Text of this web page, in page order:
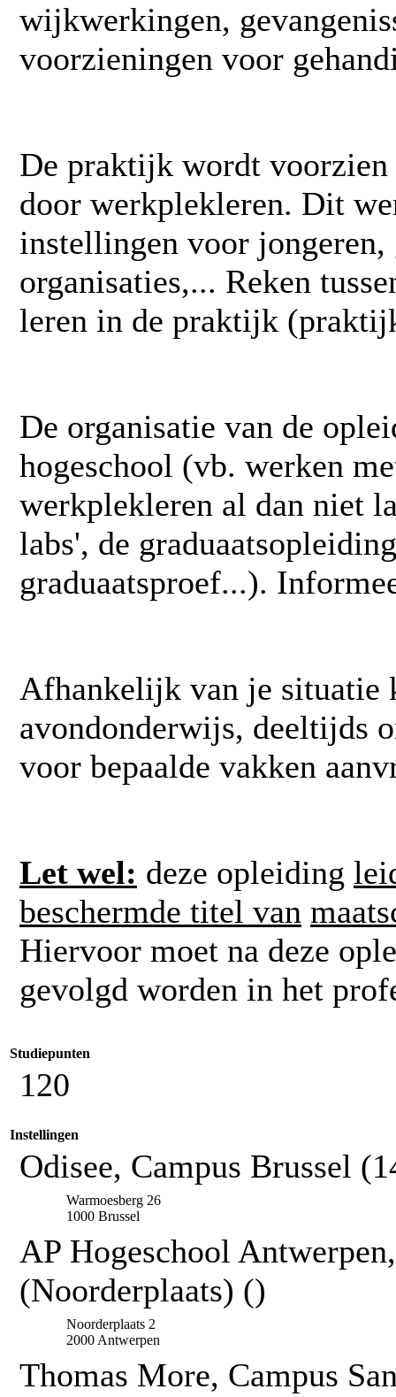
wijkwerkingen,
voorzieningen voor
De praktijk wordt
door werkplekleren. Dit
instellingen voor jongeren,
organisaties,... Reken
leren in de praktijk
De organisatie van de
hogeschool (vb. werken
werkplekleren al dan niet
labs', de
graduaatsproef...).
Afhankelijk van je situatie
avondonderwijs, deeltijds
voor bepaalde vakken
Let wel: deze opleiding
beschermde titel van
Hiervoor moet na deze
gevolgd worden in het
Studiepunten
120
Instellingen
Odisee, Campus Brussel
Warmoesberg 26
1000 Brussel
AP Hogeschool
(Noorderplaats) ()
Noorderplaats 2
2000 Antwerpen
Thomas More, Campus